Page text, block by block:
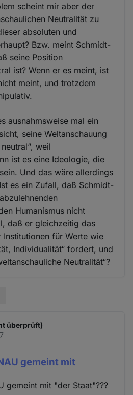
scheint mir aber der
Neutralität zu
absoluten und
Bzw. meint Schmidt-
seine Position
ist? Wenn er es meint, ist
meint, und trotzdem
ausnahmsweise mal ein
seine Weltanschauung
weil
ist es eine Ideologie, die
Und das wäre allerdings
es ein Zufall, daß Schmidt-
Humanismus nicht
daß er gleichzeitig das
Institutionen für Werte wie
Individualität“ fordert, und
Neutralität“?
überprüft)
gemeint mit
gemeint mit "der Staat"???